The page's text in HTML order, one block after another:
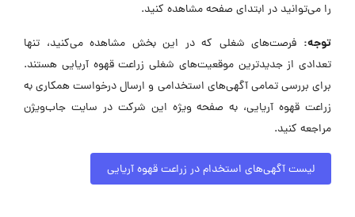
را می‌توانید در ابتدای صفحه مشاهده کنید.
توجه: فرصت‌های شغلی که در این بخش مشاهده می‌کنید، تنها
تعدادی از جدیدترین موقعیت‌های شغلی زراعت قهوه آریایی هستند.
برای بررسی تمامی آگهی‌های استخدامی و ارسال درخواست همکاری به
زراعت قهوه آریایی، به صفحه ویژه این شرکت در سایت جاب‌ویژن
مراجعه کنید.
لیست آگهی‌های استخدام در زراعت قهوه آریایی